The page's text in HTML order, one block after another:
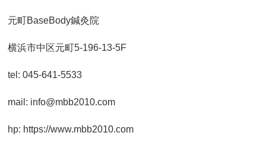
元町BaseBody鍼灸院
横浜市中区元町5-196-13-5F
tel: 045-641-5533
mail: info@mbb2010.com
hp: https://www.mbb2010.com